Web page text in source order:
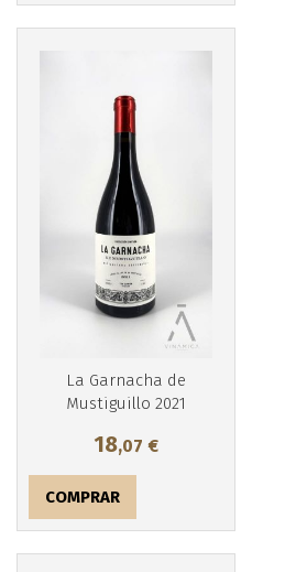
La Garnacha de
Mustiguillo 2021
18,07 €
COMPRAR